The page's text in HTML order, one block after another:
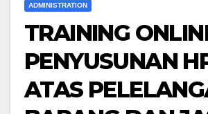
ADMINISTRATION
TRAINING
PENYUSUNAN
ATAS